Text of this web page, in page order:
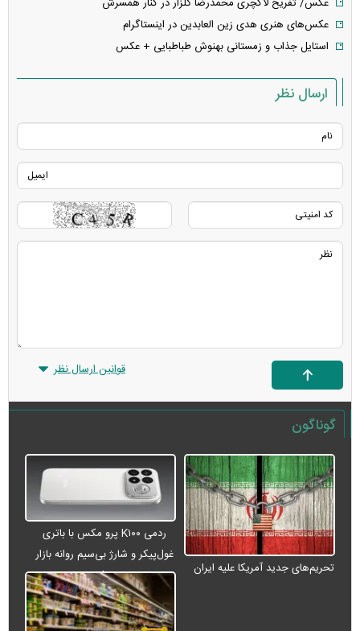
عکس‌های هنری هدی زین العابدین در اینستاگرام
استایل جذاب و زمستانی بهنوش طباطبایی + عکس
ارسال نظر
قوانین ارسال نظر
گوناگون
تحریم‌های جدید آمریکا علیه ایران
ردمی K۱۰۰ پرو مکس با باتری
غول‌پیکر و شارژ بی‌سیم روانه بازار
می‌شود